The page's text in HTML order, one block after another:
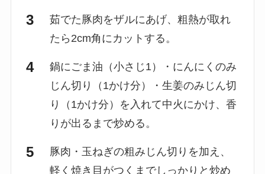
茹でた豚肉をザルにあげ、粗熱が取れ
たら2cm角にカットする。
鍋にごま油（小さじ1）・にんにくのみ
じん切り（1かけ分）・生姜のみじん切
り（1かけ分）を入れて中火にかけ、香
りが出るまで炒める。
豚肉・玉ねぎの粗みじん切りを加え、
軽く焼き目がつくまでしっかりと炒め